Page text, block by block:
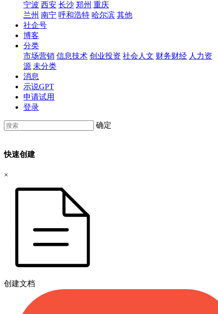
宁波 西安 长沙 郑州 重庆
兰州 南宁 呼和浩特 哈尔滨 其他
社企号
博客
分类
市场营销 信息技术 创业投资 社会人文 财务财经 人力资
源 未分类
消息
示说GPT
申请试用
登录
确定
快速创建
×
创建文档